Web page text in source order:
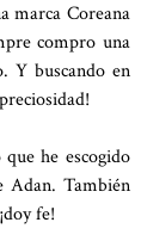
marca Coreana
compro una
Y buscando en
he escogido
Adan. También
fe!